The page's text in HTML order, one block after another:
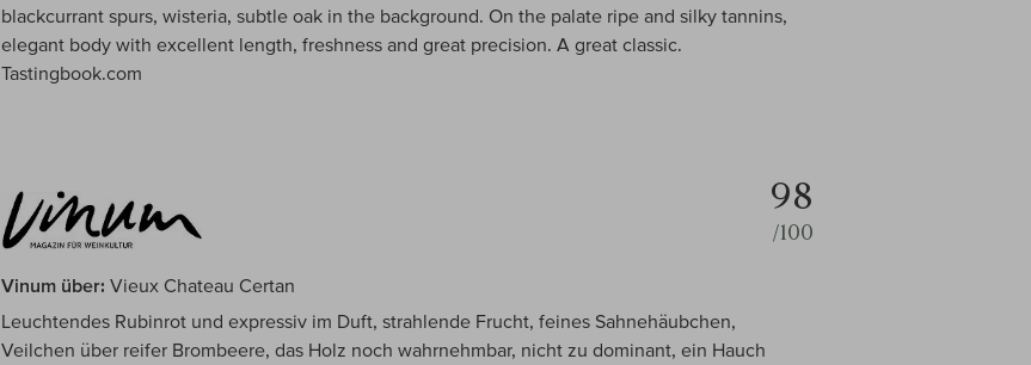
blackcurrant spurs, wisteria, subtle oak in the background. On the palate ripe and silky tannins,
elegant body with excellent length, freshness and great precision. A great classic.
Tastingbook.com
98
/100
Vinum über: Vieux Chateau Certan
Leuchtendes Rubinrot und expressiv im Duft, strahlende Frucht, feines Sahnehäubchen,
Veilchen über reifer Brombeere, das Holz noch wahrnehmbar, nicht zu dominant, ein Hauch